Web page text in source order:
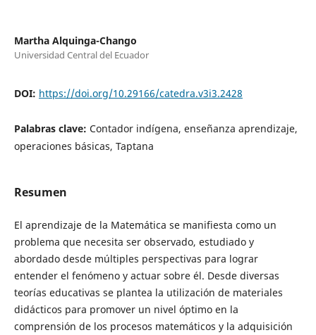
Martha Alquinga-Chango
Universidad Central del Ecuador
DOI: https://doi.org/10.29166/catedra.v3i3.2428
Palabras clave: Contador indígena, enseñanza aprendizaje,
operaciones básicas, Taptana
Resumen
El aprendizaje de la Matemática se manifiesta como un
problema que necesita ser observado, estudiado y
abordado desde múltiples perspectivas para lograr
entender el fenómeno y actuar sobre él. Desde diversas
teorías educativas se plantea la utilización de materiales
didácticos para promover un nivel óptimo en la
comprensión de los procesos matemáticos y la adquisición